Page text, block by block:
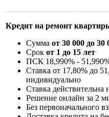
Кредит на ремонт
Сумма от 30 000 до
Срок от 1 до 15 лет
ПСК 18,990% -
Ставка от 17,80% до
индивидуально
Ставка действительна
Решение онлайн за 2
Без первоначального